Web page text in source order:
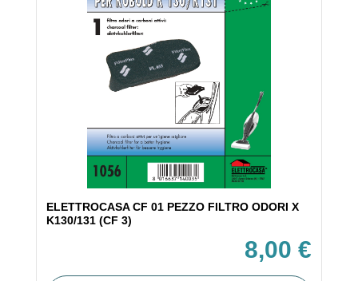
ELETTROCASA CF 01 PEZZO FILTRO ODORI X
K130/131 (CF 3)
8,00 €